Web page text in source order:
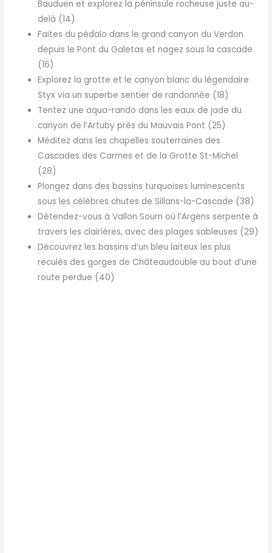
Bauduen et explorez la péninsule rocheuse juste au-
delà (14)
Faites du pédalo dans le grand canyon du Verdon
depuis le Pont du Galetas et nagez sous la cascade
(16)
Explorez la grotte et le canyon blanc du légendaire
Styx via un superbe sentier de randonnée (18)
Tentez une aqua-rando dans les eaux de jade du
canyon de l’Artuby près du Mauvais Pont (25)
Méditez dans les chapelles souterraines des
Cascades des Carmes et de la Grotte St-Michel
(28)
Plongez dans des bassins turquoises luminescents
sous les célèbres chutes de Sillans-la-Cascade (38)
Détendez-vous à Vallon Sourn où l’Argens serpente à
travers les clairières, avec des plages sableuses (29)
Découvrez les bassins d’un bleu laiteux les plus
reculés des gorges de Châteaudouble au bout d’une
route perdue (40)